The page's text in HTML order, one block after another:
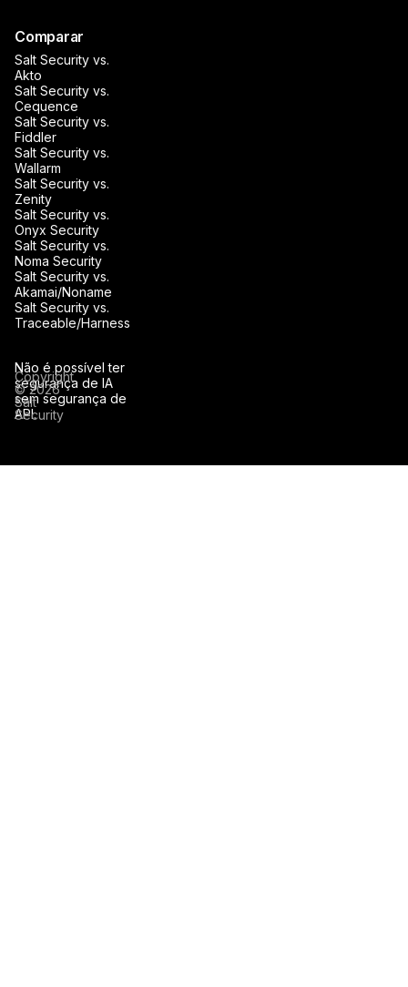
Não é possível ter
segurança de IA
sem segurança de
API.
Comparar
Salt Security vs.
Akto
Salt Security vs.
Cequence
Salt Security vs.
Fiddler
Salt Security vs.
Wallarm
Salt Security vs.
Zenity
Salt Security vs.
Onyx Security
Salt Security vs.
Noma Security
Salt Security vs.
Akamai/Noname
Salt Security vs.
Traceable/Harness
Copyright
© 2026
Salt
Security